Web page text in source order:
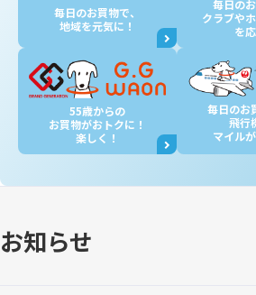
毎日のお買物で、
地域を元気に！
毎日のお
クラブや
を
55歳からの
お買物がおトクに！
楽しく！
毎日のお
飛行
マイル
お知らせ